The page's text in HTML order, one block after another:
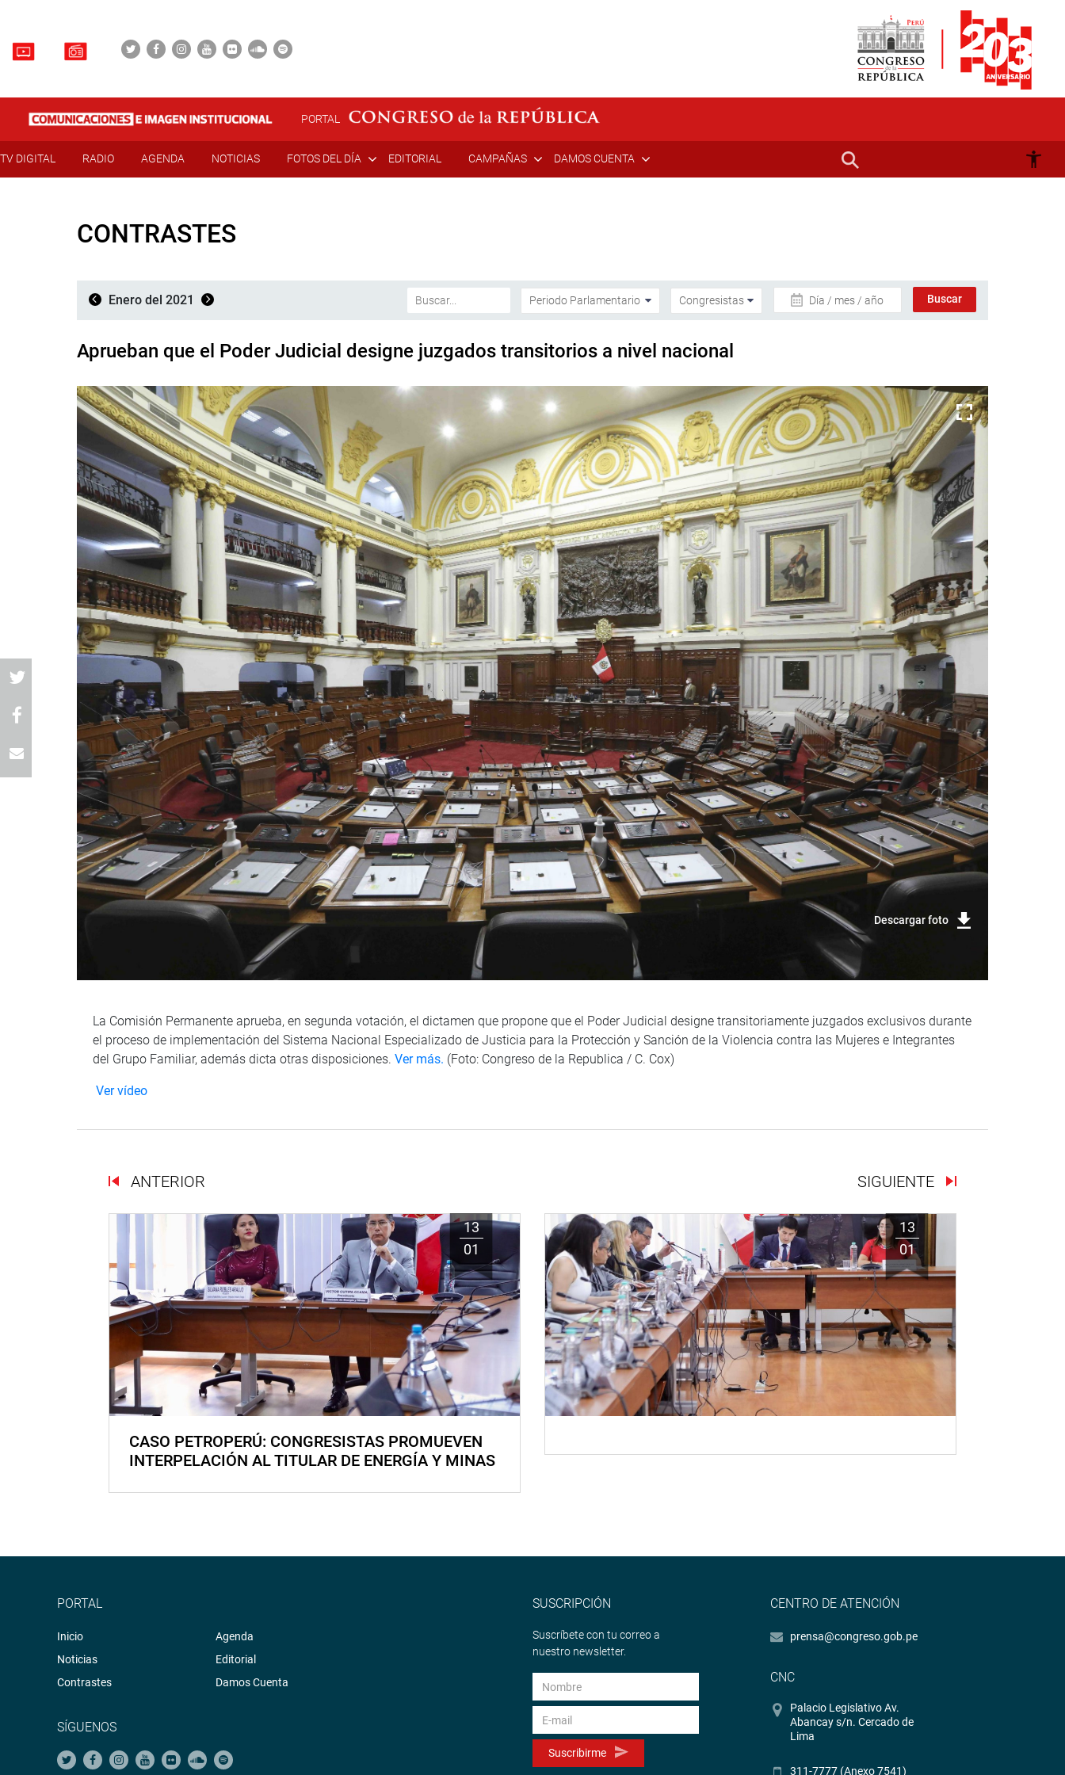
PORTAL
TV DIGITAL RADIO AGENDA NOTICIAS FOTOS DEL DÍA EDITORIAL CAMPAÑAS DAMOS CUENTA
CONTRASTES
Enero del 2021 Día / mes / año
Aprueban que el Poder Judicial designe juzgados transitorios a nivel nacional
Descargar foto
La Comisión Permanente aprueba, en segunda votación, el dictamen que propone que el Poder Judicial designe transitoriamente juzgados exclusivos durante
el proceso de implementación del Sistema Nacional Especializado de Justicia para la Protección y Sanción de la Violencia contra las Mujeres e Integrantes
del Grupo Familiar, además dicta otras disposiciones. Ver más. (Foto: Congreso de la Republica / C. Cox)
Ver vídeo
ANTERIOR SIGUIENTE
13
01
CASO PETROPERÚ: CONGRESISTAS PROMUEVEN
INTERPELACIÓN AL TITULAR DE ENERGÍA Y MINAS
13
01
PORTAL
Inicio
Noticias
Contrastes
Agenda
Editorial
Damos Cuenta
SÍGUENOS
SUSCRIPCIÓN
Suscríbete con tu correo a
nuestro newsletter.
Suscribirme
CENTRO DE ATENCIÓN
prensa@congreso.gob.pe
CNC
Palacio Legislativo Av.
Abancay s/n. Cercado de
Lima
311-7777 (Anexo 7541)